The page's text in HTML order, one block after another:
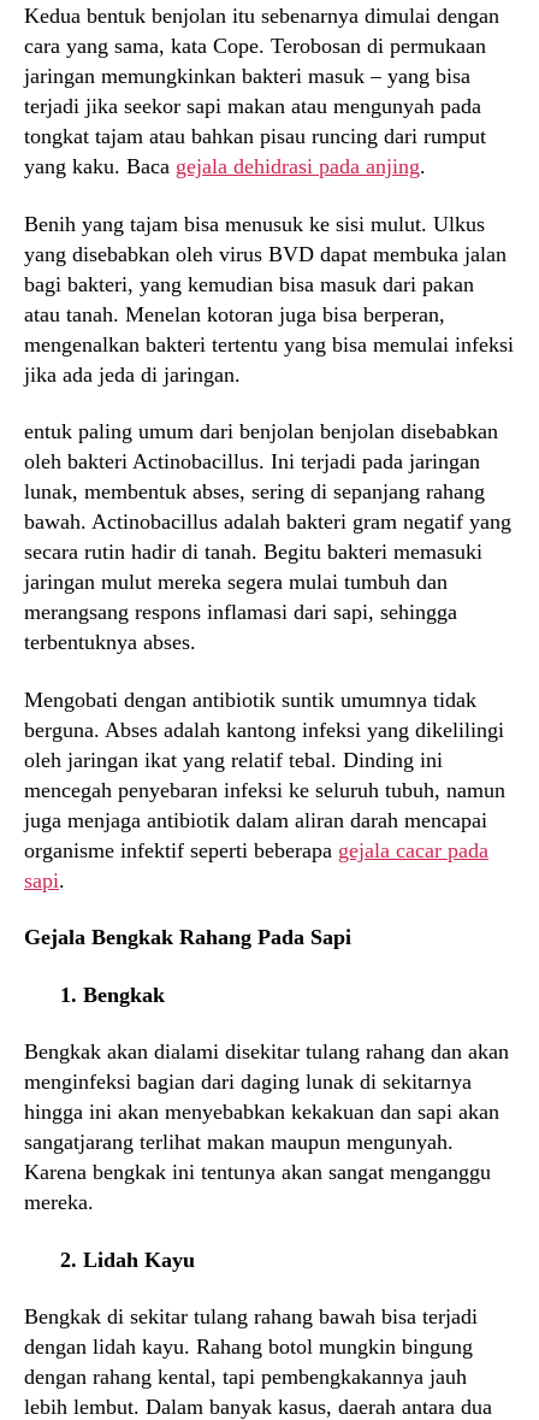
Kedua bentuk benjolan itu sebenarnya dimulai dengan
cara yang sama, kata Cope. Terobosan di permukaan
jaringan memungkinkan bakteri masuk – yang bisa
terjadi jika seekor sapi makan atau mengunyah pada
tongkat tajam atau bahkan pisau runcing dari rumput
yang kaku. Baca gejala dehidrasi pada anjing.
Benih yang tajam bisa menusuk ke sisi mulut. Ulkus
yang disebabkan oleh virus BVD dapat membuka jalan
bagi bakteri, yang kemudian bisa masuk dari pakan
atau tanah. Menelan kotoran juga bisa berperan,
mengenalkan bakteri tertentu yang bisa memulai infeksi
jika ada jeda di jaringan.
entuk paling umum dari benjolan benjolan disebabkan
oleh bakteri Actinobacillus. Ini terjadi pada jaringan
lunak, membentuk abses, sering di sepanjang rahang
bawah. Actinobacillus adalah bakteri gram negatif yang
secara rutin hadir di tanah. Begitu bakteri memasuki
jaringan mulut mereka segera mulai tumbuh dan
merangsang respons inflamasi dari sapi, sehingga
terbentuknya abses.
Mengobati dengan antibiotik suntik umumnya tidak
berguna. Abses adalah kantong infeksi yang dikelilingi
oleh jaringan ikat yang relatif tebal. Dinding ini
mencegah penyebaran infeksi ke seluruh tubuh, namun
juga menjaga antibiotik dalam aliran darah mencapai
organisme infektif seperti beberapa gejala cacar pada
sapi.
Gejala Bengkak Rahang Pada Sapi
1. Bengkak
Bengkak akan dialami disekitar tulang rahang dan akan
menginfeksi bagian dari daging lunak di sekitarnya
hingga ini akan menyebabkan kekakuan dan sapi akan
sangatjarang terlihat makan maupun mengunyah.
Karena bengkak ini tentunya akan sangat menganggu
mereka.
2. Lidah Kayu
Bengkak di sekitar tulang rahang bawah bisa terjadi
dengan lidah kayu. Rahang botol mungkin bingung
dengan rahang kental, tapi pembengkakannya jauh
lebih lembut. Dalam banyak kasus, daerah antara dua